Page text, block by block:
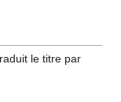
le titre par